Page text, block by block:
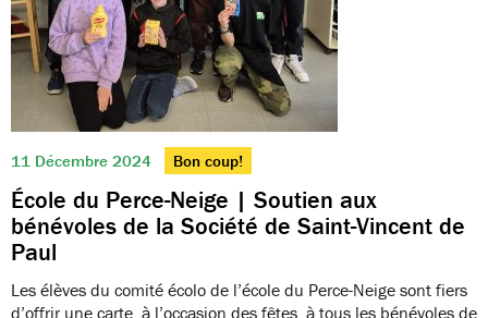
11 Décembre 2024 Bon coup!
École du Perce-Neige | Soutien aux
bénévoles de la Société de Saint-Vincent de
Paul
Les élèves du comité écolo de l’école du Perce-Neige sont fiers
d’offrir une carte, à l’occasion des fêtes, à tous les bénévoles de